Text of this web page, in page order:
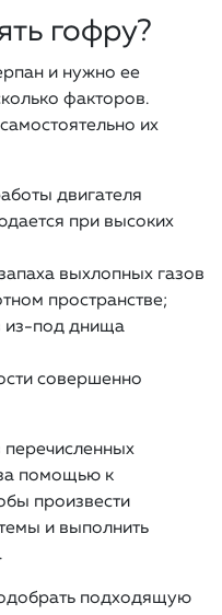
гофру?
и нужно ее
факторов.
их
двигателя
при высоких
выхлопных газов
пространстве;
из-под днища
совершенно
помощью к
произвести
и выполнить
подходящую